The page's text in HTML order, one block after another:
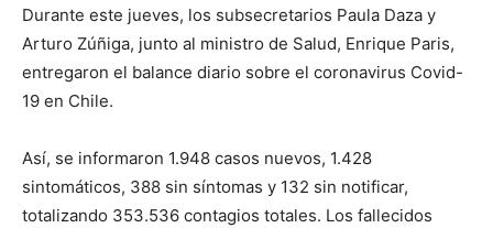
Durante este jueves, los subsecretarios Paula Daza y
Arturo Zúñiga, junto al ministro de Salud, Enrique Paris,
entregaron el balance diario sobre el coronavirus Covid-
19 en Chile.
Así, se informaron 1.948 casos nuevos, 1.428
sintomáticos, 388 sin síntomas y 132 sin notificar,
totalizando 353.536 contagios totales. Los fallecidos